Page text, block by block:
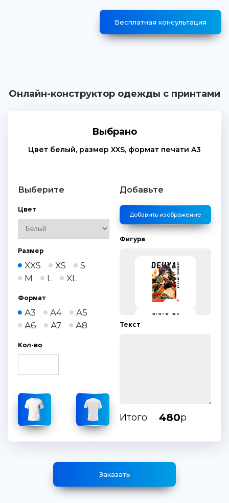
Бесплатная консультация
Онлайн-конструктор одежды с принтами
Выбрано
Цвет белый, размер XXS, формат печати A3
Выберите
Цвет
Размер
XXS XS
S
M
L XL
Формат
A3 A4
A5
A6
A7 A8
Кол-во
Добавьте
Добавить изображение
Фигура
Текст
Итого: 480р